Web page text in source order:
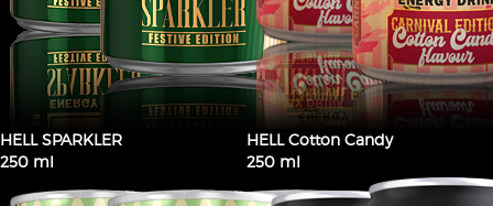
HELL SPARKLER
250 ml
HELL Cotton Candy
250 ml